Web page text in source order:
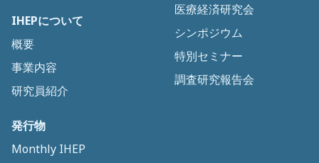
IHEPについて
概要
事業内容
研究員紹介
医療経済研究会
シンポジウム
特別セミナー
調査研究報告会
発行物
Monthly IHEP